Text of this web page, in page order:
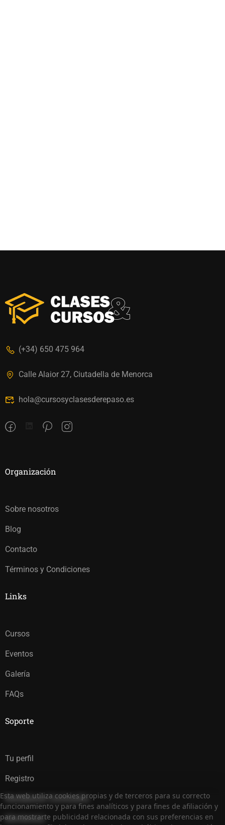
(+34) 650 475 964
Calle Alaior 27, Ciutadella de Menorca
hola@cursosyclasesderepaso.es
Organización
Sobre nosotros
Blog
Contacto
Términos y Condiciones
Links
Cursos
Eventos
Galería
FAQs
Soporte
Tu perfil
Registro
Restablecer Contraseña
Membresía
Esta web utiliza cookies propias y de terceros para su correcto
funcionamiento y para fines analíticos y para fines de afiliación y
para mostrarte publicidad relacionada con sus preferencias en